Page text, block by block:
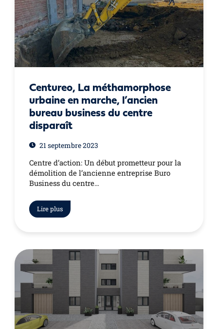
Centureo, La méthamorphose
urbaine en marche, l’ancien
bureau business du centre
disparaît
21 septembre 2023
Centre d’action: Un début prometteur pour la
démolition de l’ancienne entreprise Buro
Business du centre…
Lire plus